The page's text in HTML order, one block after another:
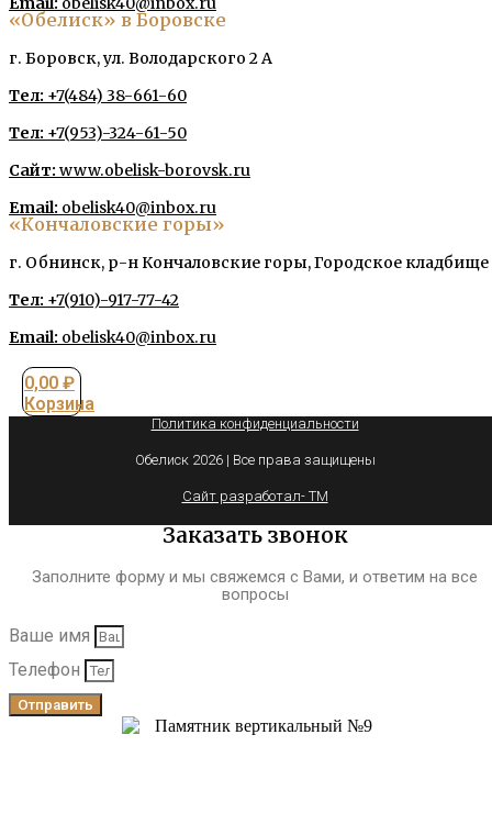
«Обелиск» в Боровске
г. Боровск, ул. Володарского 2 А
Тел: +7(484) 38-661-60
Тел: +7(953)-324-61-50
Сайт: www.obelisk-borovsk.ru
Email: obelisk40@inbox.ru
«Кончаловские горы»
г. Обнинск, р-н Кончаловские горы, Городское кладбище
Тел: +7(910)-917-77-42
Email: obelisk40@inbox.ru
0,00 ₽
Корзина
Политика конфиденциальности
Обелиск 2026 | Все права защищены
Сайт разработал- TM
Заказать звонок
Заполните форму и мы свяжемся с Вами, и ответим на все
вопросы
Ваше имя
Телефон
Отправить